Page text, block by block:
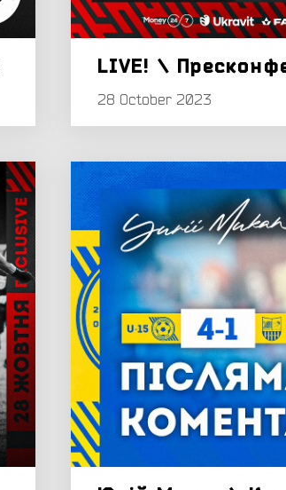
LIVE! \
28 October 2023